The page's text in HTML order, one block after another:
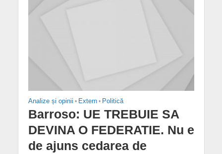
Analize și opinii • Extern • Politică
Barroso: UE TREBUIE SA
DEVINA O FEDERATIE. Nu e
de ajuns cedarea de